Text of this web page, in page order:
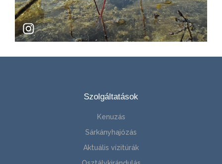
Szolgáltatások
Kenuzás
Sárkányhajózás
Aktuális vízitúrák